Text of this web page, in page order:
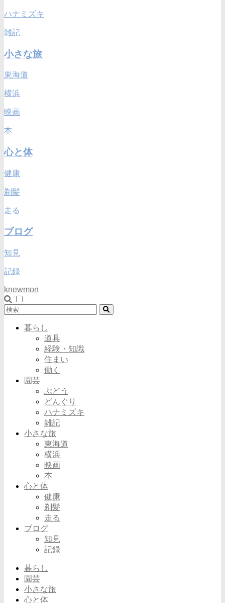
ハナミズキ
雑記
小さな旅
東海道
横浜
映画
本
心と体
健康
剃髪
走る
ブログ
知見
記録
knewmon
暮らし
道具
経験・知識
住まい
働く
園芸
ぶどう
どんぐり
ハナミズキ
雑記
小さな旅
東海道
横浜
映画
本
心と体
健康
剃髪
走る
ブログ
知見
記録
暮らし
園芸
小さな旅
心と体